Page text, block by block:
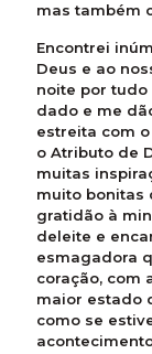
mas também
Encontrei
Deus e ao
noite por
dado e me
estreita com
o Atributo de
muitas
muito bonitas
gratidão à
deleite e
esmagadora
coração, com
maior estado
como se